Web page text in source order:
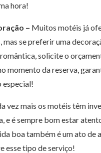
hora!
– Muitos motéis já
mas se preferir uma
solicite o
momento da reserva,
especial!
vez mais os motéis têm
e é sempre bom estar
boa também é um ato de
esse tipo de serviço!